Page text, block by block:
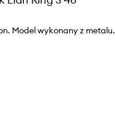
Model wykonany z metalu.